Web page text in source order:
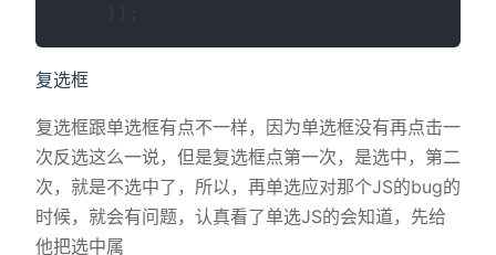
});
复选框
复选框跟单选框有点不一样，因为单选框没有再点击一
次反选这么一说，但是复选框点第一次，是选中，第二
次，就是不选中了，所以，再单选应对那个JS的bug的
时候，就会有问题，认真看了单选JS的会知道，先给
他把选中属